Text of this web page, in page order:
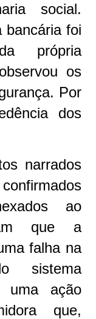
social.
bancária foi
própria
os
Por
dos
narrados
ao
que a
falha na
sistema
uma ação
que,